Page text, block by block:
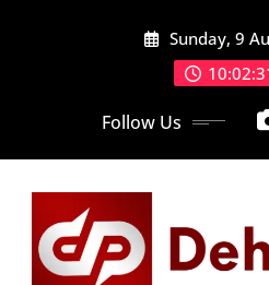
Sunday, 9
Follow Us